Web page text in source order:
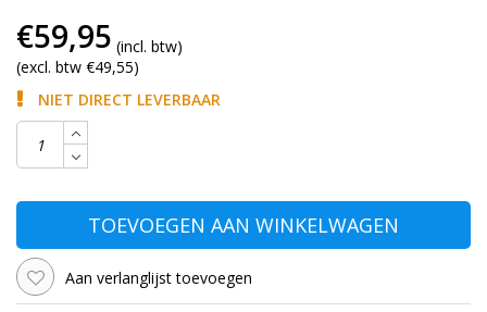
€59,95 (incl. btw)
(excl. btw €49,55)
NIET DIRECT LEVERBAAR
TOEVOEGEN AAN WINKELWAGEN
Aan verlanglijst toevoegen